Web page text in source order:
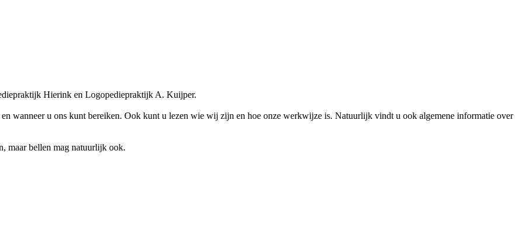
Hierink en Logopediepraktijk A. Kuijper.
wanneer u ons kunt bereiken. Ook kunt u lezen wie wij zijn en hoe onze werkwijze is. Natuurlijk vindt u ook algemene informatie over
maar bellen mag natuurlijk ook.